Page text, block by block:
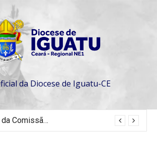
da Diocese de Iguatu-CE
Nomeação da Comissão da Escola Diaconal São Lourenço
VEM AÍ, CONGRESSO JOVEM 2026 EM SENADOR POMPEU